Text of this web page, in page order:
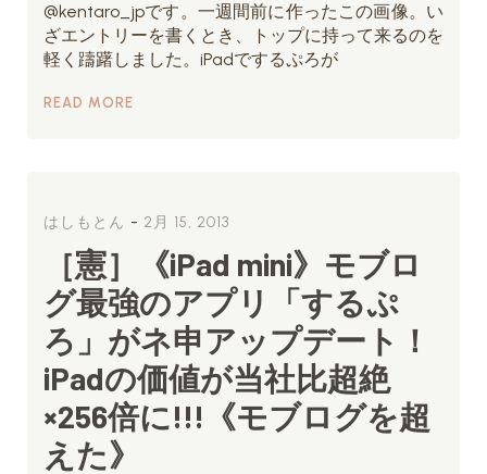
@kentaro_jpです。一週間前に作ったこの画像。い
ざエントリーを書くとき、トップに持って来るのを
軽く躊躇しました。iPadでするぷろが
READ MORE
はしもとん - 2月 15, 2013
［憲］《iPad mini》モブロ
グ最強のアプリ「するぷ
ろ」がネ申アップデート！
iPadの価値が当社比超絶
×256倍に!!!《モブログを超
えた》